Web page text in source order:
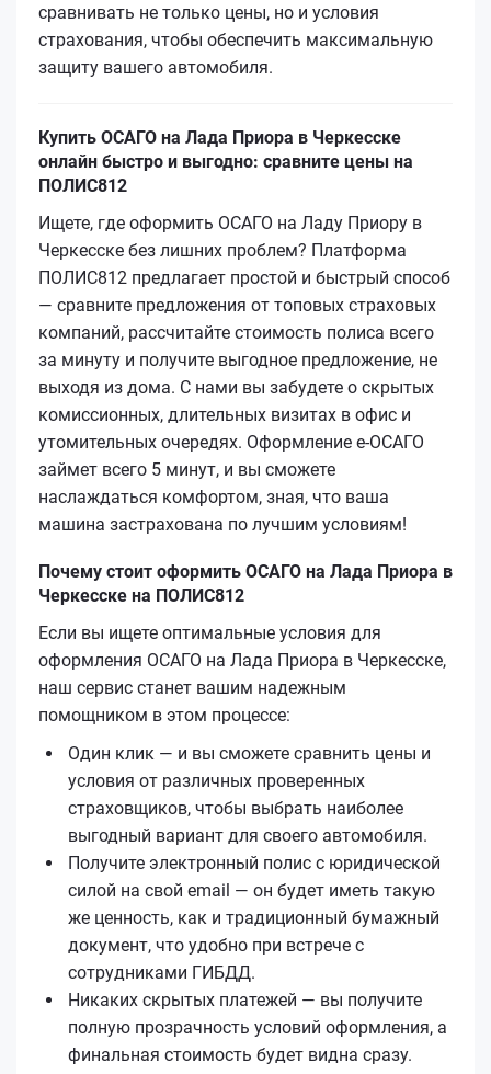
сравнивать не только цены, но и условия
страхования, чтобы обеспечить максимальную
защиту вашего автомобиля.
Купить ОСАГО на Лада Приора в Черкесске
онлайн быстро и выгодно: сравните цены на
ПОЛИС812
Ищете, где оформить ОСАГО на Ладу Приору в
Черкесске без лишних проблем? Платформа
ПОЛИС812 предлагает простой и быстрый способ
— сравните предложения от топовых страховых
компаний, рассчитайте стоимость полиса всего
за минуту и получите выгодное предложение, не
выходя из дома. С нами вы забудете о скрытых
комиссионных, длительных визитах в офис и
утомительных очередях. Оформление е-ОСАГО
займет всего 5 минут, и вы сможете
наслаждаться комфортом, зная, что ваша
машина застрахована по лучшим условиям!
Почему стоит оформить ОСАГО на Лада Приора в
Черкесске на ПОЛИС812
Если вы ищете оптимальные условия для
оформления ОСАГО на Лада Приора в Черкесске,
наш сервис станет вашим надежным
помощником в этом процессе:
Один клик — и вы сможете сравнить цены и
условия от различных проверенных
страховщиков, чтобы выбрать наиболее
выгодный вариант для своего автомобиля.
Получите электронный полис с юридической
силой на свой email — он будет иметь такую
же ценность, как и традиционный бумажный
документ, что удобно при встрече с
сотрудниками ГИБДД.
Никаких скрытых платежей — вы получите
полную прозрачность условий оформления, а
финальная стоимость будет видна сразу.